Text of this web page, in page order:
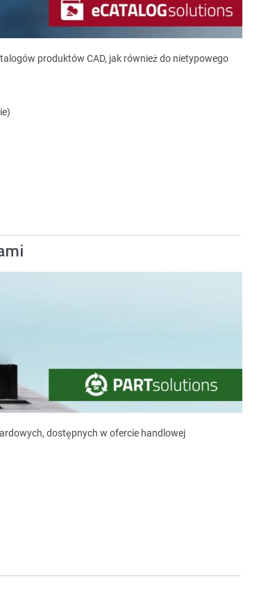
produktów CAD, jak również do nietypowego
dostępnych w ofercie handlowej